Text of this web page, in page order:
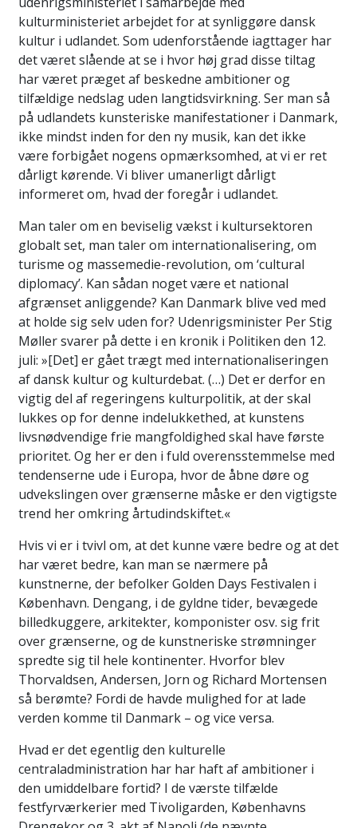
kulturministeriet arbejdet for at synliggøre dansk
kultur i udlandet. Som udenforstående iagttager har
det været slående at se i hvor høj grad disse tiltag
har været præget af beskedne ambitioner og
tilfældige nedslag uden langtidsvirkning. Ser man så
på udlandets kunsteriske manifestationer i Danmark,
ikke mindst inden for den ny musik, kan det ikke
være forbigået nogens opmærksomhed, at vi er ret
dårligt kørende. Vi bliver umanerligt dårligt
informeret om, hvad der foregår i udlandet.
Man taler om en beviselig vækst i kultursektoren
globalt set, man taler om internationalisering, om
turisme og massemedie-revolution, om ‘cultural
diplomacy’. Kan sådan noget være et national
afgrænset anliggende? Kan Danmark blive ved med
at holde sig selv uden for? Udenrigsminister Per Stig
Møller svarer på dette i en kronik i Politiken den 12.
juli: »[Det] er gået trægt med internationaliseringen
af dansk kultur og kulturdebat. (…) Det er derfor en
vigtig del af regeringens kulturpolitik, at der skal
lukkes op for denne indelukkethed, at kunstens
livsnødvendige frie mangfoldighed skal have første
prioritet. Og her er den i fuld overensstemmelse med
tendenserne ude i Europa, hvor de åbne døre og
udvekslingen over grænserne måske er den vigtigste
trend her omkring årtudindskiftet.«
Hvis vi er i tvivl om, at det kunne være bedre og at det
har været bedre, kan man se nærmere på
kunstnerne, der befolker Golden Days Festivalen i
København. Dengang, i de gyldne tider, bevægede
billedkuggere, arkitekter, komponister osv. sig frit
over grænserne, og de kunstneriske strømninger
spredte sig til hele kontinenter. Hvorfor blev
Thorvaldsen, Andersen, Jorn og Richard Mortensen
så berømte? Fordi de havde mulighed for at lade
verden komme til Danmark – og vice versa.
Hvad er det egentlig den kulturelle
centraladministration har har haft af ambitioner i
den umiddelbare fortid? I de værste tilfælde
festfyrværkerier med Tivoligarden, Københavns